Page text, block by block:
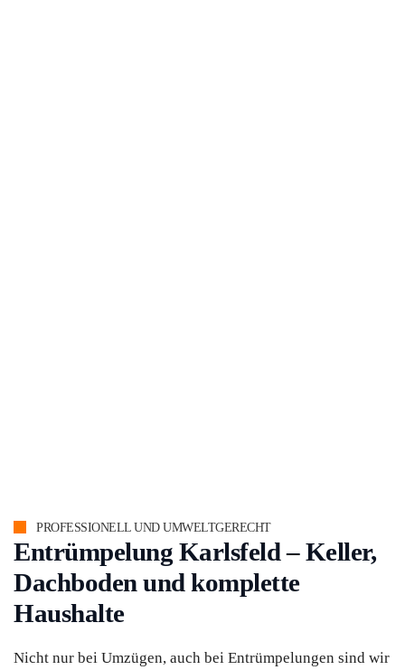
PROFESSIONELL UND UMWELTGERECHT
Entrümpelung Karlsfeld – Keller,
Dachboden und komplette
Haushalte
Nicht nur bei Umzügen, auch bei Entrümpelungen sind wir